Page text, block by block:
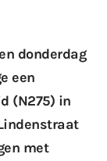
donderdag
een
(N275) in
met